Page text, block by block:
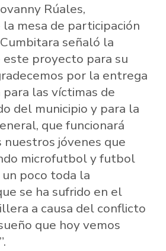
Rúales,
mesa de participación
señaló la
proyecto para su
por la entrega
las víctimas de
del municipio y para la
que funcionará
nuestros jóvenes que
microfutbol y futbol
poco toda la
se ha sufrido en el
a causa del conflicto
que hoy vemos